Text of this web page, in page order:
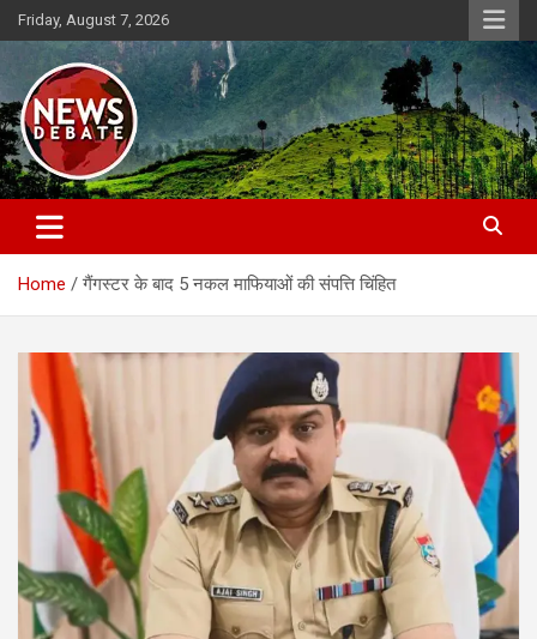
Skip
to
content
Friday, August 7, 2026
News Debate
Home गैंगस्टर के बाद 5 नकल माफियाओं की संपत्ति चिंहित